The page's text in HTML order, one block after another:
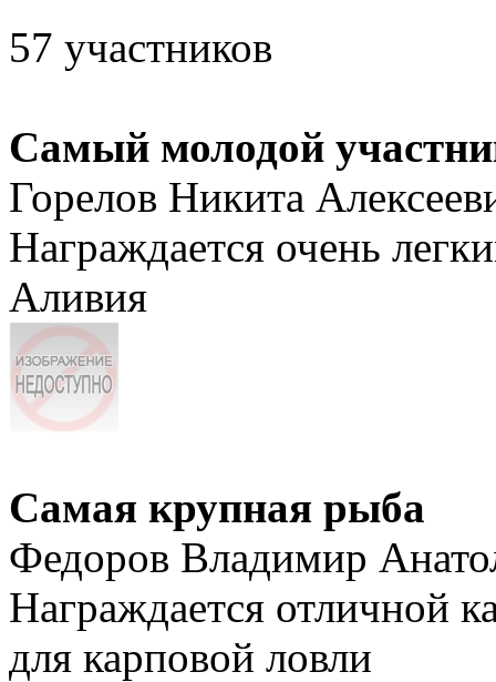
57 участников
Самый молодой
Горелов Никита
Награждается очень
Аливия
Самая крупная рыба
Федоров Владимир
Награждается отличной
для карповой ловли